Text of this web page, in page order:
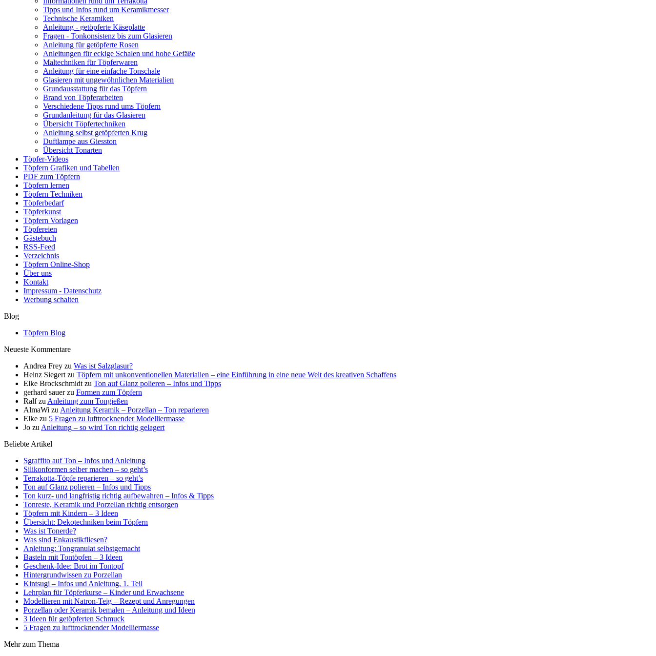
Tipps und Infos rund um Keramikmesser
Technische Keramiken
Anleitung - getöpferte Käseplatte
Fragen - Tonkonsistenz bis zum Glasieren
Anleitung für getöpferte Rosen
Anleitungen für eckige Schalen und hohe Gefäße
Maltechniken für Töpferwaren
Anleitung für eine einfache Tonschale
Glasieren mit ungewöhnlichen Materialien
Grundausstattung für das Töpfern
Brand von Töpferarbeiten
Verschiedene Tipps rund ums Töpfern
Grundanleitung für das Glasieren
Übersicht Töpfertechniken
Anleitung selbst getöpferten Krug
Duftlampe aus Giesston
Übersicht Tonarten
Töpfer-Videos
Töpfern Grafiken und Tabellen
PDF zum Töpfern
Töpfern lernen
Töpfern Techniken
Töpferbedarf
Töpferkunst
Töpfern Vorlagen
Töpfereien
Gästebuch
RSS-Feed
Verzeichnis
Töpfern Online-Shop
Über uns
Kontakt
Impressum - Datenschutz
Werbung schalten
Blog
Töpfern Blog
Neueste Kommentare
Andrea Frey zu Was ist Salzglasur?
Heinz Siegert zu Töpfern mit unkonventionellen Materialien – eine Einführung in eine neue Welt des kreativen Schaffens
Elke Brockschmidt zu Ton auf Glanz polieren – Infos und Tipps
gerhard sauerzu Formen zum Töpfern
Ralfzu Anleitung zum Tongießen
AlmaWi zu Anleitung Keramik – Porzellan – Ton reparieren
Elke zu 5 Fragen zu lufttrocknender Modelliermasse
Jo zu Anleitung – so wird Ton richtig gelagert
Beliebte Artikel
Sgraffito auf Ton – Infos und Anleitung
Silikonformen selber machen – so geht’s
Terrakotta-Töpfe reparieren – so geht’s
Ton auf Glanz polieren – Infos und Tipps
Ton kurz- und langfristig richtig aufbewahren – Infos & Tipps
Tonreste, Keramik und Porzellan richtig entsorgen
Töpfern mit Kindern – 3 Ideen
Übersicht: Dekotechniken beim Töpfern
Was ist Tonerde?
Was sind Enkaustikfliesen?
Anleitung: Tongranulat selbstgemacht
Basteln mit Tontöpfen – 3 Ideen
Geschenk-Idee: Brot im Tontopf
Hintergrundwissen zu Porzellan
Kintsugi – Infos und Anleitung, 1. Teil
Lehrplan für Töpferkurse – Kinder und Erwachsene
Modellieren mit Natron-Teig – Rezept und Anregungen
Porzellan oder Keramik bemalen – Anleitung und Ideen
3 Ideen für getöpferten Schmuck
5 Fragen zu lufttrocknender Modelliermasse
Mehr zum Thema